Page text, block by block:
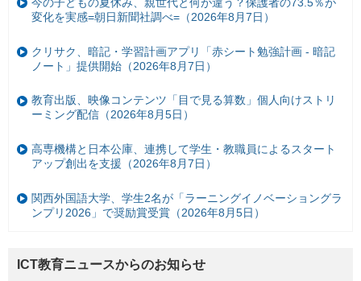
変化を実感=朝日新聞社調べ=（2026年8月7日）
クリサク、暗記・学習計画アプリ「赤シート勉強計画 - 暗記
ノート」提供開始（2026年8月7日）
教育出版、映像コンテンツ「目で見る算数」個人向けストリ
ーミング配信（2026年8月5日）
高専機構と日本公庫、連携して学生・教職員によるスタート
アップ創出を支援（2026年8月7日）
関西外国語大学、学生2名が「ラーニングイノベーショングラ
ンプリ2026」で奨励賞受賞（2026年8月5日）
ICT教育ニュースからのお知らせ